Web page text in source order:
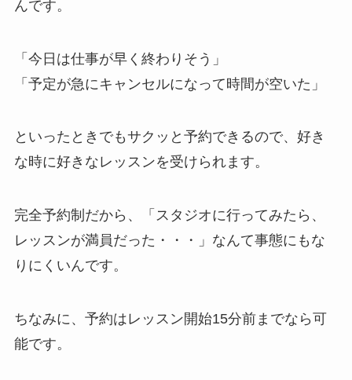
んです。
「今日は仕事が早く終わりそう」
「予定が急にキャンセルになって時間が空いた」
といったときでもサクッと予約できるので、好き
な時に好きなレッスンを受けられます。
完全予約制だから、
「スタジオに行ってみたら、
レッスンが満員だった・・・」 なんて事態にもな
りにくいんです。
ちなみに、予約はレッスン開始15分前までなら可
能です。